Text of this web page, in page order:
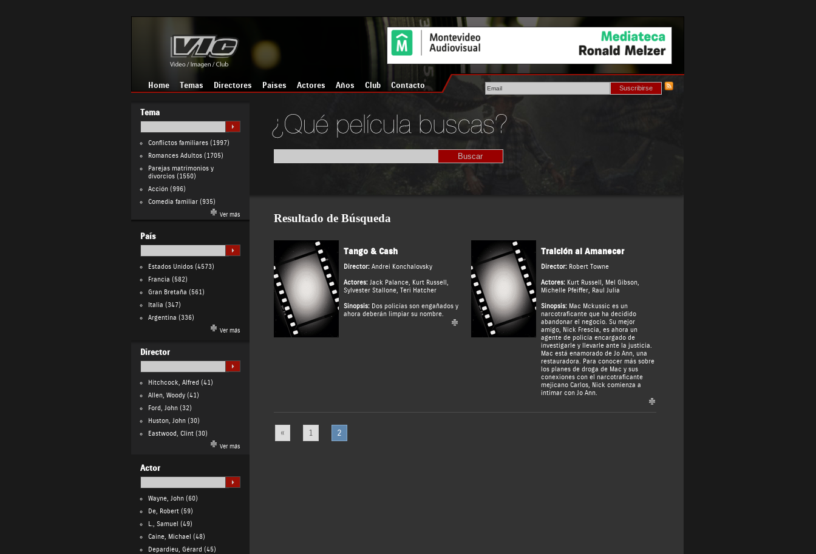
Home Temas Directores Países Actores Años Club Contacto
Tema
Conflictos familiares(1997)
Romances Adultos(1705)
Parejas matrimonios y
divorcios(1550)
Acción(996)
Comedia familiar(935)
Ver más
País
Estados Unidos(4573)
Francia (582)
Gran Bretaña (561)
Italia (347)
Argentina (336)
Ver más
Director
Hitchcock, Alfred (41)
Allen, Woody(41)
Ford, John(32)
Huston, John(30)
Eastwood, Clint(30)
Ver más
Actor
Wayne, John(60)
De, Robert(59)
L., Samuel (49)
Caine, Michael (48)
Depardieu, Gérard (45)
Resultado de Búsqueda
Tango & Cash
Director: Andrei Konchalovsky
Actores: Jack Palance, Kurt Russell ,
Sylvester Stallone, Teri Hatcher
Sinopsis:Dos policías son engañados y
ahora deberán limpiar su nombre.
Traición al Amanecer
Director: Robert Towne
Actores: Kurt Russell , Mel Gibson,
Michelle Pfeiffer, Raul Julia
Sinopsis:Mac Mckussic es un
narcotraficante que ha decidido
abandonar el negocio. Su mejor
amigo, Nick Frescia, es ahora un
agente de policía encargado de
investigarle y llevarle ante la justicia.
Mac está enamorado de Jo Ann, una
restauradora. Para conocer más sobre
los planes de droga de Mac y sus
conexiones con el narcotraficante
mejicano Carlos, Nick comienza a
intimar con Jo Ann.
« 1 2